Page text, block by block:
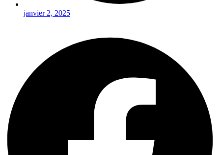
janvier 2, 2025